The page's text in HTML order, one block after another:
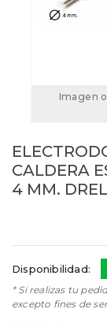
Imagen
CALDERA
4 MM.
Disponibilidad:
* Si realizas tu
excepto fines de